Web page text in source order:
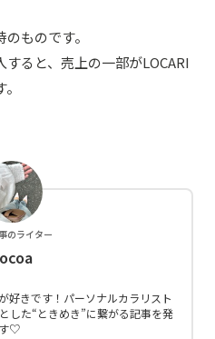
ものです。
ると、売上の一部がLOCARI
のライター
好きです！パーソナルカラリスト
した“ときめき”に繋がる記事を発
す♡